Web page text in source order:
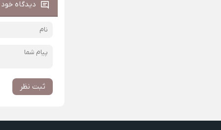
دیدگاه خود
ثبت نظر